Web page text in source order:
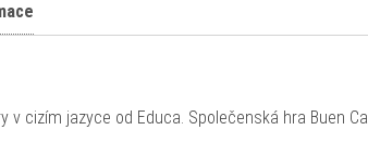
v cizím jazyce od Educa. Společenská hra Buen